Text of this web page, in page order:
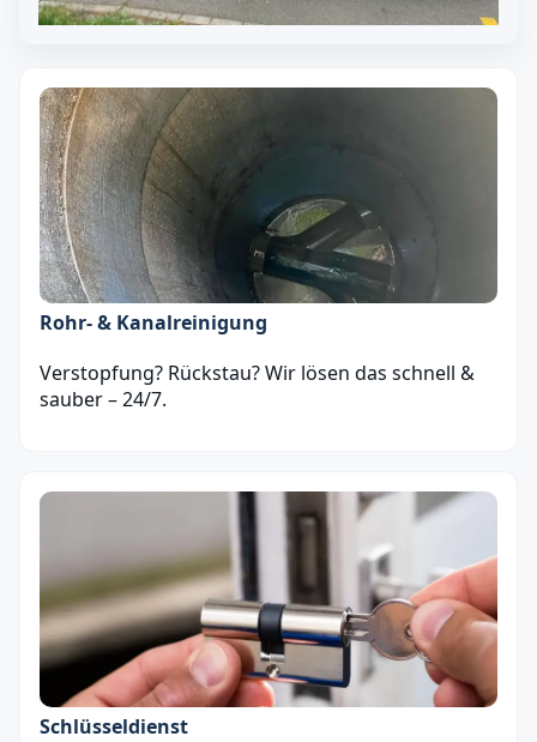
Rohr- & Kanalreinigung
Verstopfung? Rückstau? Wir lösen das schnell &
sauber – 24/7.
Schlüsseldienst